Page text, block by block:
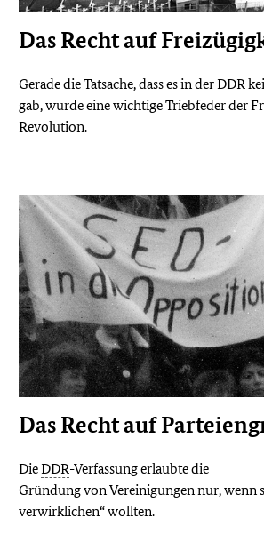
Das Recht auf
Gerade die Tatsache, dass es in der DDR
gab, wurde eine wichtige Triebfeder der
Revolution.
Das Recht auf
DieDDR-Verfassung erlaubte die
Gründung von Vereinigungen nur, wenn
verwirklichen“ wollten.